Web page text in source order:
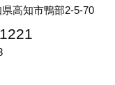
高知市鴨部2-5-70